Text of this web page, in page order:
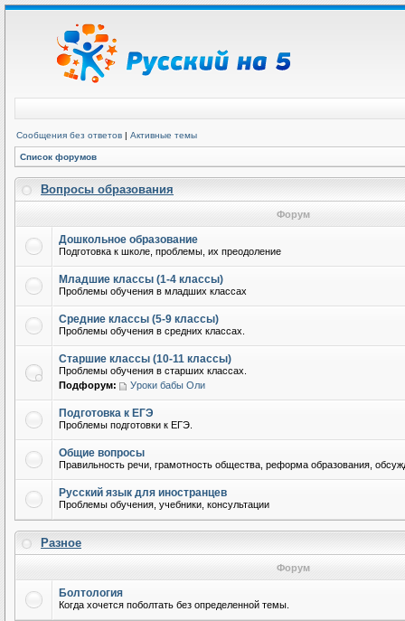
Сообщения без ответов | Активные темы
Список форумов
Вопросы образования
Форум
Дошкольное образование
Подготовка к школе, проблемы, их преодоление
Младшие классы (1-4 классы)
Проблемы обучения в младших классах
Средние классы (5-9 классы)
Проблемы обучения в средних классах.
Старшие классы (10-11 классы)
Проблемы обучения в старших классах.
Подфорум:
Уроки бабы Оли
Подготовка к ЕГЭ
Проблемы подготовки к ЕГЭ.
Общие вопросы
Правильность речи, грамотность общества, реформа образования,
Русский язык для иностранцев
Проблемы обучения, учебники, консультации
Разное
Форум
Болтология
Когда хочется поболтать без определенной темы.